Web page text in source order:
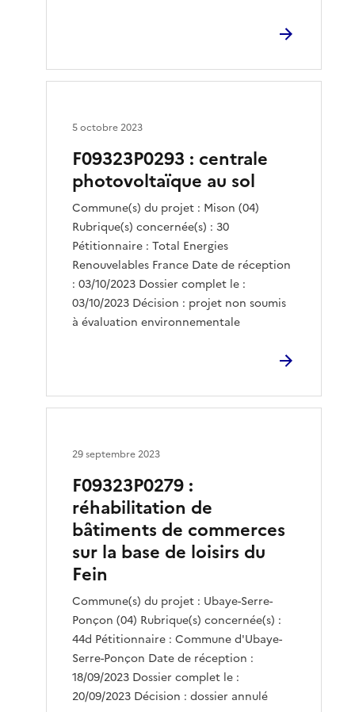
F09323P0293 : centrale
photovoltaïque au sol
Commune(s) du projet : Mison (04)
Rubrique(s) concernée(s) : 30
Pétitionnaire : Total Energies
Renouvelables France Date de réception
: 03/10/2023 Dossier complet le :
03/10/2023 Décision : projet non soumis
à évaluation environnementale
5 octobre 2023
F09323P0279 :
réhabilitation de
bâtiments de commerces
sur la base de loisirs du
Fein
Commune(s) du projet : Ubaye-Serre-
Ponçon (04) Rubrique(s) concernée(s) :
44d Pétitionnaire : Commune d'Ubaye-
Serre-Ponçon Date de réception :
18/09/2023 Dossier complet le :
20/09/2023 Décision : dossier annulé
29 septembre 2023